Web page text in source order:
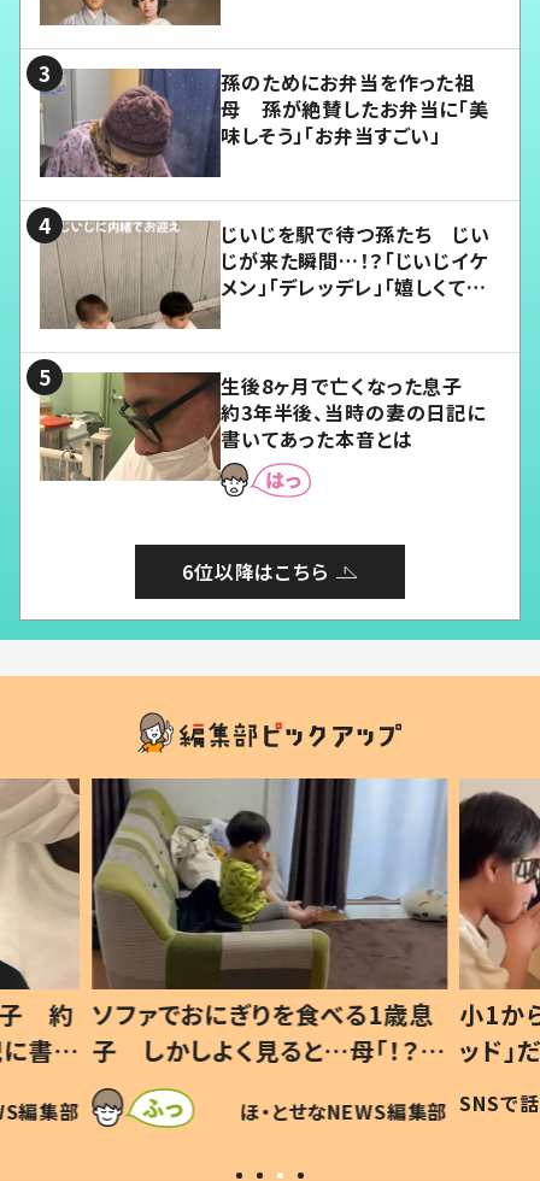
孫のためにお弁当を作った祖
母 孫が絶賛したお弁当に「美
味しそう」「お弁当すごい」
じいじを駅で待つ孫たち じい
じが来た瞬間…！？「じいじイケ
メン」「デレッデレ」「嬉しくて可
生後8ヶ月で亡くなった息子
約3年半後、当時の妻の日記に
書いてあった本音とは
6位以降はこちら
歳息
？」
編集部
小1から不登校、息子は「ギフテ
ッド」だった 父が“ウチ給食”を
作り続ける理由とは #令和の親
#令和の子
SNSで話題 ほ・とせなNEWS編集部
ひ孫
が、抱
「涙
い」